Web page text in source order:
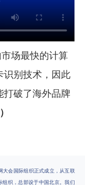
场最快的计算
识别技术，因此
打破了海外品牌
大会国际组织正式成立，从互联
组织，总部设于中国北京。我们